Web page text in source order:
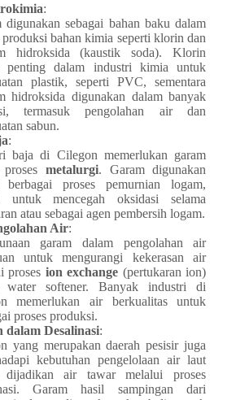
:
digunakan sebagai bahan baku dalam
produksi bahan kimia seperti klorin dan
hidroksida (kaustik soda). Klorin
penting dalam industri kimia untuk
plastik, seperti PVC, sementara
hidroksida digunakan dalam banyak
termasuk pengolahan air dan
sabun.
:
baja di Cilegon memerlukan garam
metalurgi. Garam digunakan
berbagai proses pemurnian logam,
untuk mencegah oksidasi selama
atau sebagai agen pembersih logam.
Air:
garam dalam pengolahan air
untuk mengurangi kekerasan air
proses ion exchange (pertukaran ion)
water softener. Banyak industri di
memerlukan air berkualitas untuk
proses produksi.
dalam Desalinasi:
yang merupakan daerah pesisir juga
kebutuhan pengelolaan air laut
dijadikan air tawar melalui proses
Garam hasil sampingan dari